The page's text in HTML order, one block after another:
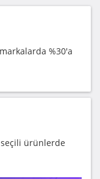
%30'a
ürünlerde